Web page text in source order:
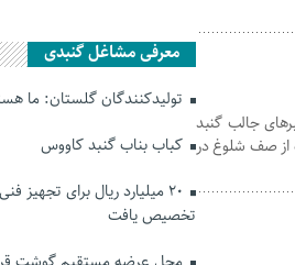
جالب گنبد
از صف شلوغ در
معرفی مشاغل گنبدی
تولیدکنندگان گلستان: ما
کباب بناب گنبد کاووس
۲۰ میلیارد ریال برای تجهیز
تخصیص یافت